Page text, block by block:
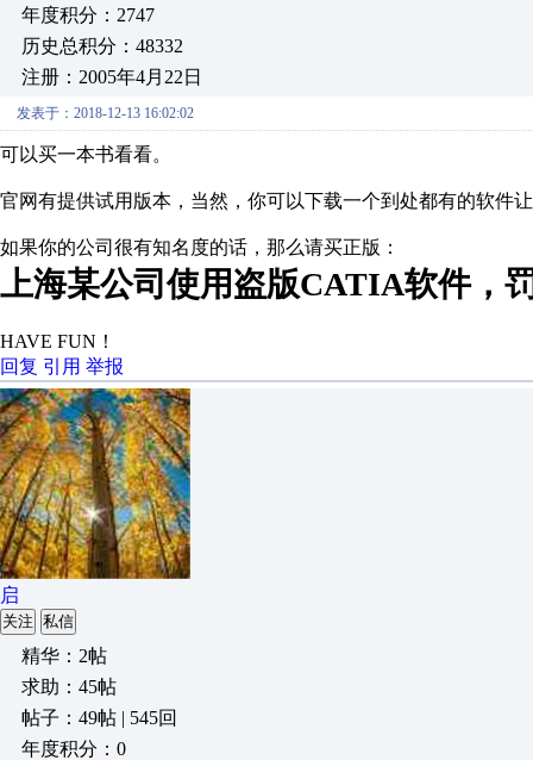
年度积分：2747
历史总积分：48332
注册：2005年4月22日
发表于：2018-12-13 16:02:02
可以买一本书看看。
官网有提供试用版本，当然，你可以下载一个到处都有的软件
如果你的公司很有知名度的话，那么请买正版：
上海某公司使用盗版CATIA软件，
HAVE FUN！
回复 引用 举报
启
关注 私信
精华：2帖
求助：45帖
帖子：49帖 | 545回
年度积分：0